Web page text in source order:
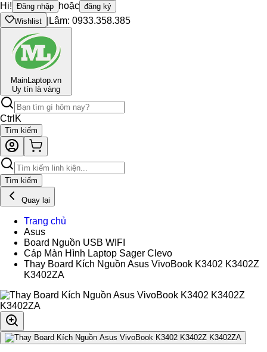
Hi! Đăng nhập hoặc đăng ký
Wishlist
Lâm: 0933.358.385
MainLaptop.vn
Uy tín là vàng
Ctrl K
Tìm kiếm
Tìm kiếm
Quay lại
Trang chủ
Asus
Board Nguồn USB WIFI
Cáp Màn Hình Laptop Sager Clevo
Thay Board Kích Nguồn Asus VivoBook K3402 K3402Z
K3402ZA